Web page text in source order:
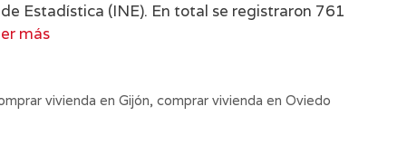
Estadística (INE). En total se registraron 761
más
vivienda en Gijón, comprar vivienda en Oviedo